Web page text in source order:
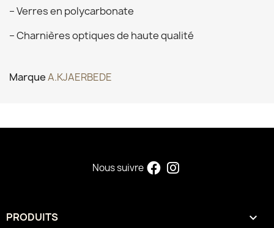
– Verres en polycarbonate
– Charnières optiques de haute qualité
MarqueA.KJAERBEDE
Nous suivre
PRODUITS 